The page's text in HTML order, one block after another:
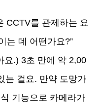
CCTV를 관제하는 요
는 데 어떤가요?”
요.) 3초 만에 약 2,00
는 걸요. 만약 도망가
기능으로 카메라가